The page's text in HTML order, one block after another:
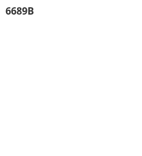
6689B